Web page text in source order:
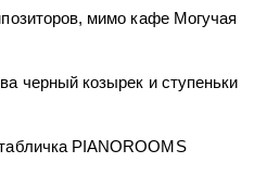
мимо кафе Могучая
черный козырек и ступеньки
PIANOROOMS